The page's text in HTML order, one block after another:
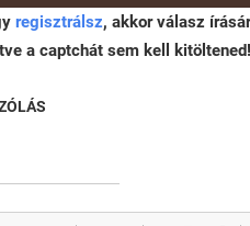
regisztrálsz, akkor válasz
a captchát sem kell kitöltened!